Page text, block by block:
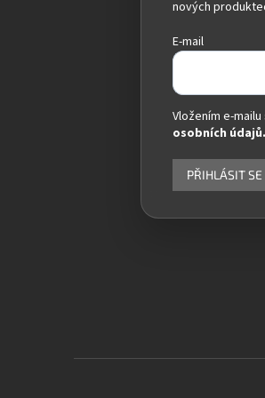
nových
E-mail
Vložením e-
osobních údajů.
PŘIHLÁSIT SE